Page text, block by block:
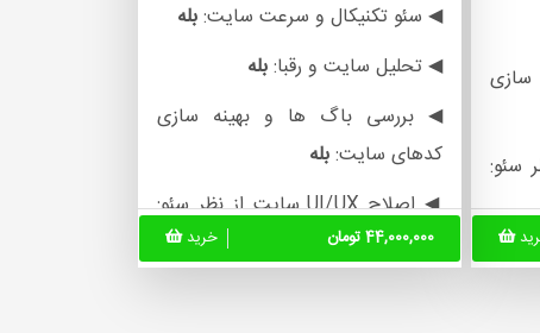
های
◀ سئو تکنیکال و سرعت سایت:بله
◀ تحلیل سایت و رقبا:بله
◀ بررسی باگ ها و بهینه سازی
کدهای سایت:بله
◀ اصلاح UI/UX سایت از نظر سئو:
بله
44,000,000 تومان خرید